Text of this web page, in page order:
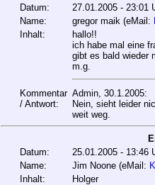
Datum:
27.01.2005 - 23:01
Name:
gregor maik (eMail:
Inhalt:
hallo!!
ich habe mal eine
gibt es bald wieder
m.g.
Kommentar
/ Antwort:
Admin, 30.1.2005:
Nein, sieht leider
weit weg.
Datum:
25.01.2005 - 13:46
Name:
Jim Noone (eMail:
Inhalt:
Holger